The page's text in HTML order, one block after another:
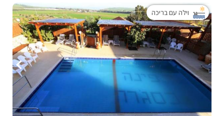
וילה עם בריכה